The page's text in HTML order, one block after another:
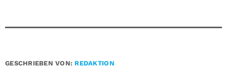
GESCHRIEBEN VON: REDAKTION